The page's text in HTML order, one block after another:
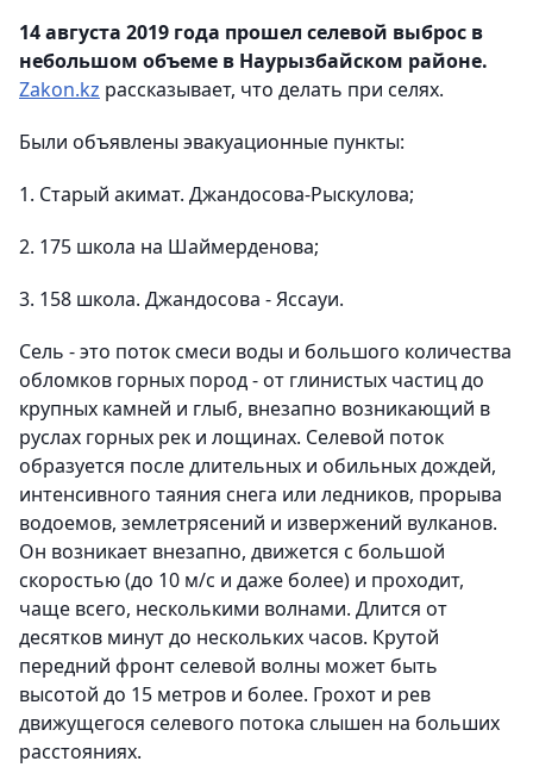
14 августа 2019 года прошел селевой выброс в
небольшом объеме в Наурызбайском районе.
Zakon.kz рассказывает, что делать при селях.
Были объявлены эвакуационные пункты:
1. Старый акимат. Джандосова-Рыскулова;
2. 175 школа на Шаймерденова;
3. 158 школа. Джандосова - Яссауи.
Сель - это поток смеси воды и большого количества
обломков горных пород - от глинистых частиц до
крупных камней и глыб, внезапно возникающий в
руслах горных рек и лощинах. Селевой поток
образуется после длительных и обильных дождей,
интенсивного таяния снега или ледников, прорыва
водоемов, землетрясений и извержений вулканов.
Он возникает внезапно, движется с большой
скоростью (до 10 м/с и даже более) и проходит,
чаще всего, несколькими волнами. Длится от
десятков минут до нескольких часов. Крутой
передний фронт селевой волны может быть
высотой до 15 метров и более. Грохот и рев
движущегося селевого потока слышен на больших
расстояниях.